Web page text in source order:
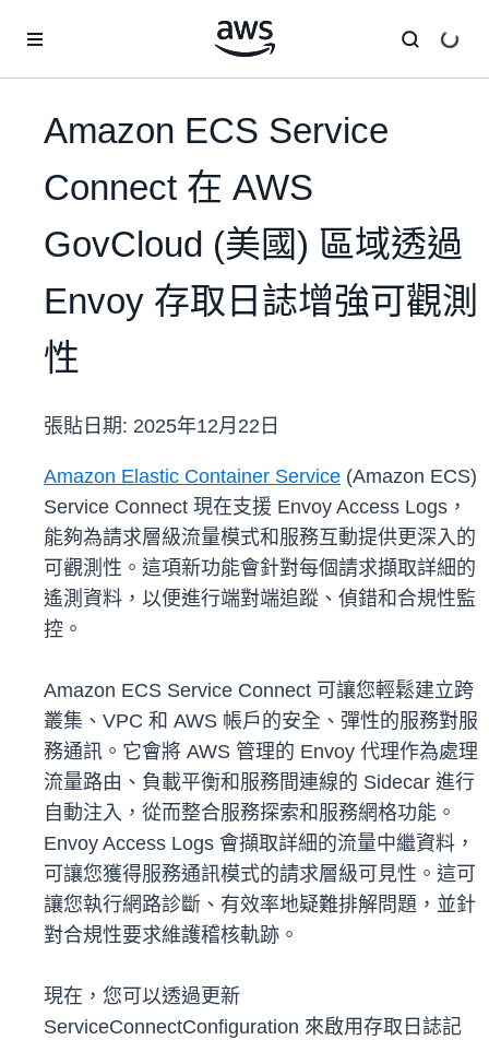
Amazon ECS Service
Connect 在 AWS
GovCloud (美國) 區域透過
Envoy 存取日誌增強可觀測
性
張貼日期: 2025年12月22日
Amazon Elastic Container Service (Amazon ECS)
Service Connect 現在支援 Envoy Access Logs，
能夠為請求層級流量模式和服務互動提供更深入的
可觀測性。這項新功能會針對每個請求擷取詳細的
遙測資料，以便進行端對端追蹤、偵錯和合規性監
控。
Amazon ECS Service Connect 可讓您輕鬆建立跨
叢集、VPC 和 AWS 帳戶的安全、彈性的服務對服
務通訊。它會將 AWS 管理的 Envoy 代理作為處理
流量路由、負載平衡和服務間連線的 Sidecar 進行
自動注入，從而整合服務探索和服務網格功能。
Envoy Access Logs 會擷取詳細的流量中繼資料，
可讓您獲得服務通訊模式的請求層級可見性。這可
讓您執行網路診斷、有效率地疑難排解問題，並針
對合規性要求維護稽核軌跡。
現在，您可以透過更新
ServiceConnectConfiguration 來啟用存取日誌記